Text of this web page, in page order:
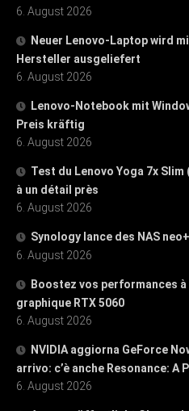
6. August 2026
Neuer Lenovo-Laptop wird
Hersteller ausgeliefert
6. August 2026
Lenovo-Notebook mit
Preis kräftig
6. August 2026
Test du Lenovo Yoga 7x Slim
à un détail près
6. August 2026
Synology lance des NAS
6. August 2026
Boostez vos performances
graphique RTX 5060
6. August 2026
NVIDIA aggiorna GeForce
arrivo: c’è anche Resonance: A
6. August 2026